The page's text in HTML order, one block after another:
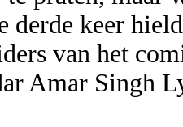
derde keer
van het
Amar Singh